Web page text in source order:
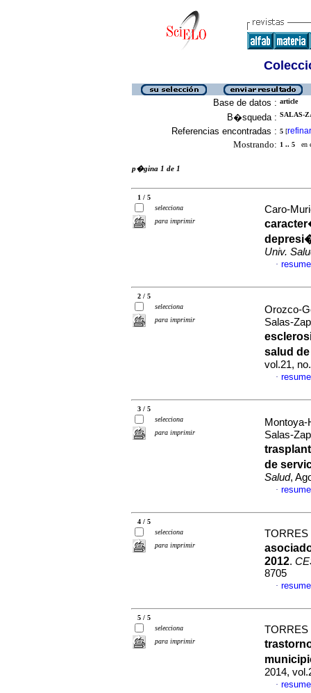
Base de datos : article
B�squeda : SALAS-
Referencias encontradas : 5 [refinar
Mostrando: 1 .. 5 en
p�gina 1 de 1
1 / 5
selecciona
para imprimir
Caro-
Univ.
·
2 / 5
selecciona
para imprimir
Orozco-
Salas-
salud
vol.21,
·
3 / 5
selecciona
para imprimir
Salas-
de
Salud,
·
4 / 5
selecciona
para imprimir
TORRES
2012.
8705
·
5 / 5
selecciona
para imprimir
TORRES
2014,
·